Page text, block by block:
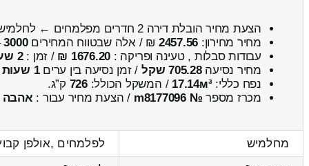
הצעת מחיר הובלת דירה 2 חדרים מפלמחים ← לחלמיש
מחיר מחירון: 2457.56 ₪ / אלה שבטווח המחירים3000
עבודות סבלות , טעינה ופריקה : 1676.20 ₪ / זמן :2 שעות 36 דקות
מחיר נסיעה705.28 שקל / זמן נסיעה בין ערים1 שעות , 1 דקות
נפח כללי:17.14м³ / המשקל הכולל:726 ק”ג.
מכרז מספר № m8177096 / הצעת מחיר עבור : אהבה
מחלמיש
לפלמחים ,אולפן